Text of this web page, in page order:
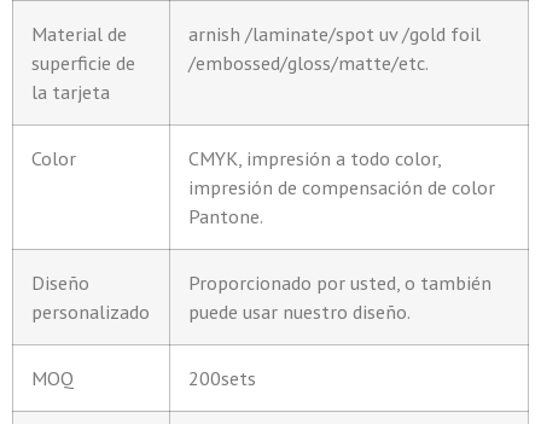
Material de
superficie de
la tarjeta
arnish /laminate/spot uv /gold foil
/embossed/gloss/matte/etc.
Color
CMYK, impresión a todo color,
impresión de compensación de color
Pantone.
Diseño
personalizado
Proporcionado por usted, o también
puede usar nuestro diseño.
MOQ 200sets